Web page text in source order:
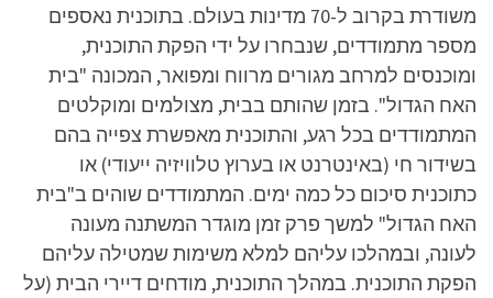
משודרת בקרוב ל-70 מדינות בעולם. בתוכנית נאספים
מספר מתמודדים, שנבחרו על ידי הפקת התוכנית,
ומוכנסים למרחב מגורים מרווח ומפואר, המכונה "בית
האח הגדול". בזמן שהותם בבית, מצולמים ומוקלטים
המתמודדים בכל רגע, והתוכנית מאפשרת צפייה בהם
בשידור חי (באינטרנט או בערוץ טלוויזיה ייעודי) או
כתוכנית סיכום כל כמה ימים. המתמודדים שוהים ב"בית
האח הגדול" למשך פרק זמן מוגדר המשתנה מעונה
לעונה, ובמהלכו עליהם למלא משימות שמטילה עליהם
הפקת התוכנית. במהלך התוכנית, מודחים דיירי הבית (על